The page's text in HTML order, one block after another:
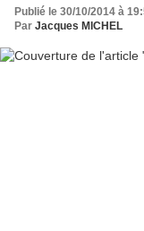
Publié le 30/10/2014 à
Par Jacques MICHEL